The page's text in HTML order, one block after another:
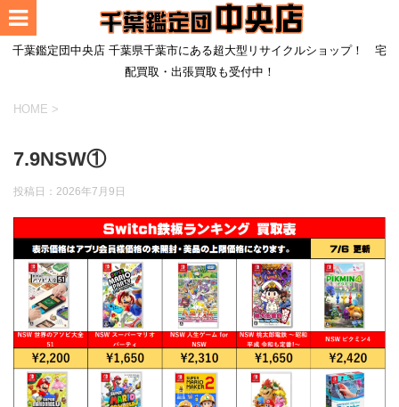
千葉鑑定団中央店 千葉県千葉市にある超大型リサイクルショップ！ 宅
配買取・出張買取も受付中！
HOME >
7.9NSW①
投稿日： 2026年7月9日